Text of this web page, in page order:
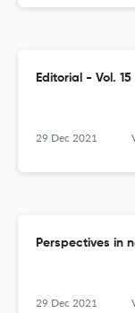
Editorial - Vol. 15
29 Dec 2021
Perspectives in
29 Dec 2021